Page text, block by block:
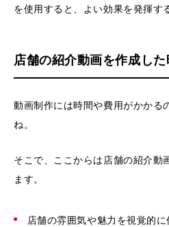
を使用すると、よい効果を発揮す
店舗の紹介動画を作成し
動画制作には時間や費用がかかる
ね。
そこで、ここからは店舗の紹介
ます。
店舗の雰囲気や魅力を視覚的